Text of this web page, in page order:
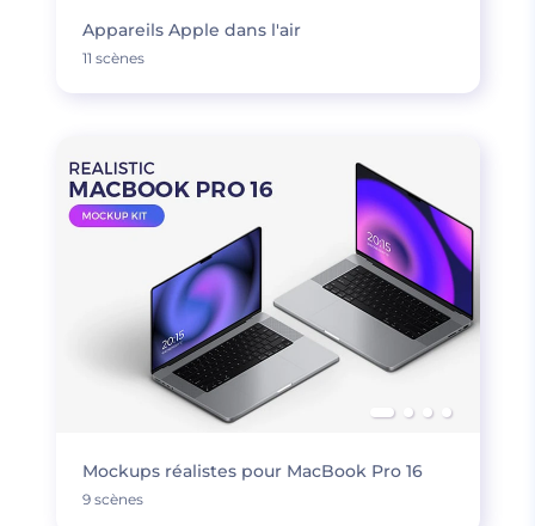
Appareils Apple dans l'air
11 scènes
Mockups réalistes pour MacBook Pro 16
9 scènes